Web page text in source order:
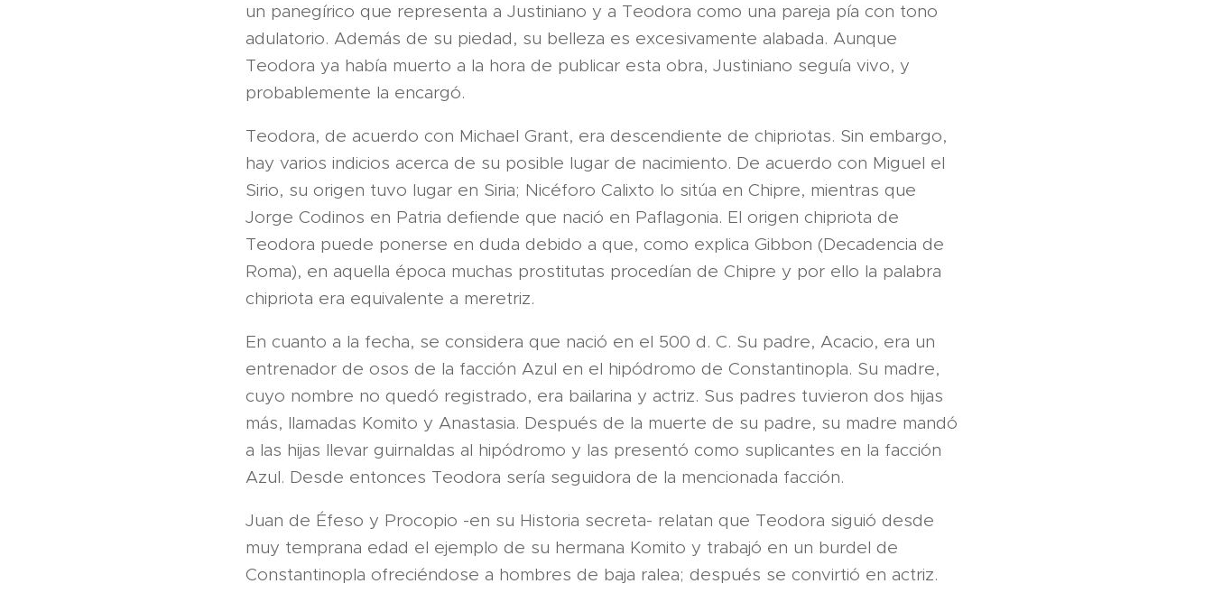
un panegírico que representa a Justiniano y a Teodora como una pareja pía con tono
adulatorio. Además de su piedad, su belleza es excesivamente alabada. Aunque
Teodora ya había muerto a la hora de publicar esta obra, Justiniano seguía vivo, y
probablemente la encargó.
Teodora, de acuerdo con Michael Grant, era descendiente de chipriotas. Sin embargo,
hay varios indicios acerca de su posible lugar de nacimiento. De acuerdo con Miguel el
Sirio, su origen tuvo lugar en Siria; Nicéforo Calixto lo sitúa en Chipre, mientras que
Jorge Codinos en Patria defiende que nació en Paflagonia. El origen chipriota de
Teodora puede ponerse en duda debido a que, como explica Gibbon (Decadencia de
Roma), en aquella época muchas prostitutas procedían de Chipre y por ello la palabra
chipriota era equivalente a meretriz.
En cuanto a la fecha, se considera que nació en el 500 d. C. Su padre, Acacio, era un
entrenador de osos de la facción Azul en el hipódromo de Constantinopla. Su madre,
cuyo nombre no quedó registrado, era bailarina y actriz. Sus padres tuvieron dos hijas
más, llamadas Komito y Anastasia. Después de la muerte de su padre, su madre mandó
a las hijas llevar guirnaldas al hipódromo y las presentó como suplicantes en la facción
Azul. Desde entonces Teodora sería seguidora de la mencionada facción.
Juan de Éfeso y Procopio -en su Historia secreta- relatan que Teodora siguió desde
muy temprana edad el ejemplo de su hermana Komito y trabajó en un burdel de
Constantinopla ofreciéndose a hombres de baja ralea; después se convirtió en actriz.